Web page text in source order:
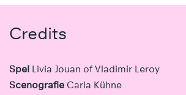
Credits
Spel Livia Jouan of Vladimir Leroy
Scenografie Carla Kühne